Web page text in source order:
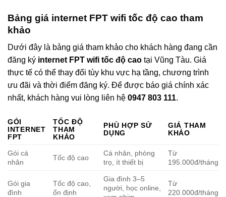
Bảng giá internet FPT wifi tốc độ cao tham
khảo
Dưới đây là bảng giá tham khảo cho khách hàng đang cần
đăng ký internet FPT wifi tốc độ cao tại Vũng Tàu. Giá
thực tế có thể thay đổi tùy khu vực hạ tầng, chương trình
ưu đãi và thời điểm đăng ký. Để được báo giá chính xác
nhất, khách hàng vui lòng liên hệ 0947 803 111.
GÓI
INTERNET
FPT
TỐC ĐỘ
THAM
KHẢO
PHÙ HỢP SỬ
DỤNG
GIÁ THAM
KHẢO
Gói cá
nhân
Tốc độ cao
Cá nhân, phòng
trọ, ít thiết bị
Từ
195.000đ/tháng
Gói gia
đình
Tốc độ cao,
ổn định
Gia đình 3–5
người, học online,
Từ
220.000đ/tháng